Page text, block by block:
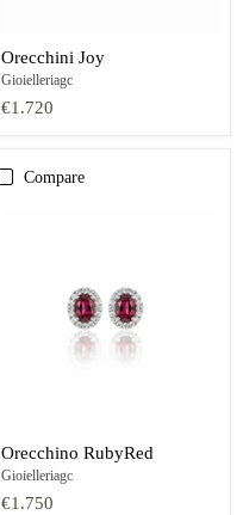
Orecchini Joy
Gioielleriagc
€1.720
Compare
Orecchino RubyRed
Gioielleriagc
€1.750